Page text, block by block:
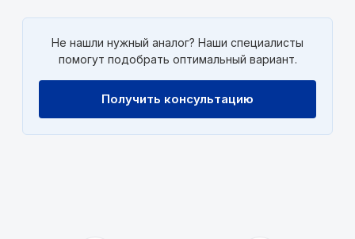
Не нашли нужный аналог? Наши специалисты
помогут подобрать оптимальный вариант.
Получить консультацию